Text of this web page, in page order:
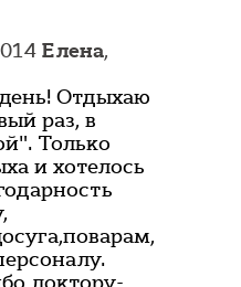
Елена,
Отдыхаю
раз, в
Только
и хотелось